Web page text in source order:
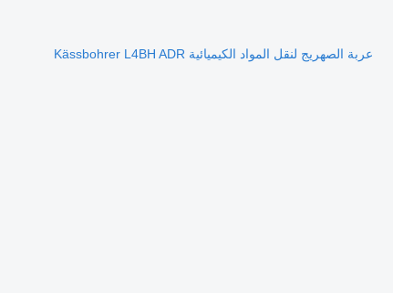
عربة الصهريج لنقل المواد الكيميائية Kässbohrer L4BH ADR